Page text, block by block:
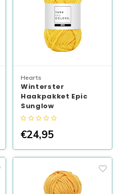
Hearts
Winterster
Haakpakket Epic
Sunglow
€24,95